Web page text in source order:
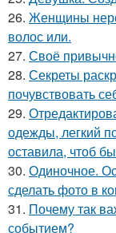
26. Женщины
волос или.
27. Своё
28. Секреты
почувствовать
29.
одежды, легкий
оставила, чтоб
30. Одиночное.
сделать фото в
31. Почему так
событием?